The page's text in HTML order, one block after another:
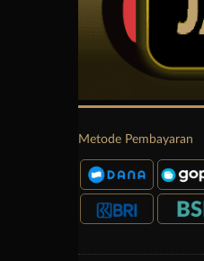
Metode Pembayaran